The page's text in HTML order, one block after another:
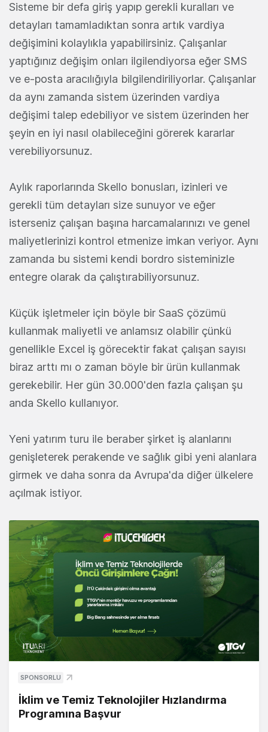
Sisteme bir defa giriş yapıp gerekli kuralları ve
detayları tamamladıktan sonra artık vardiya
değişimini kolaylıkla yapabilirsiniz. Çalışanlar
yaptığınız değişim onları ilgilendiyorsa eğer SMS
ve e-posta aracılığıyla bilgilendiriliyorlar. Çalışanlar
da aynı zamanda sistem üzerinden vardiya
değişimi talep edebiliyor ve sistem üzerinden her
şeyin en iyi nasıl olabileceğini görerek kararlar
verebiliyorsunuz.
Aylık raporlarında Skello bonusları, izinleri ve
gerekli tüm detayları size sunuyor ve eğer
isterseniz çalışan başına harcamalarınızı ve genel
maliyetlerinizi kontrol etmenize imkan veriyor. Aynı
zamanda bu sistemi kendi bordro sisteminizle
entegre olarak da çalıştırabiliyorsunuz.
Küçük işletmeler için böyle bir SaaS çözümü
kullanmak maliyetli ve anlamsız olabilir çünkü
genellikle Excel iş görecektir fakat çalışan sayısı
biraz arttı mı o zaman böyle bir ürün kullanmak
gerekebilir. Her gün 30.000'den fazla çalışan şu
anda Skello kullanıyor.
Yeni yatırım turu ile beraber şirket iş alanlarını
genişleterek perakende ve sağlık gibi yeni alanlara
girmek ve daha sonra da Avrupa'da diğer ülkelere
açılmak istiyor.
SPONSORLU
İklim ve Temiz Teknolojiler Hızlandırma
Programına Başvur